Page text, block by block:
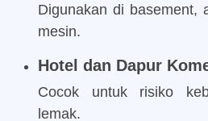
Digunakan di basement,
mesin.
Hotel dan Dapur
Cocok untuk risiko
lemak.